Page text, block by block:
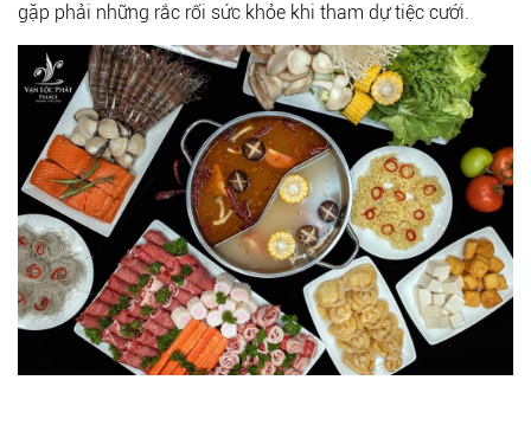
gặp phải những rắc rối sức khỏe khi tham dự tiệc cưới.